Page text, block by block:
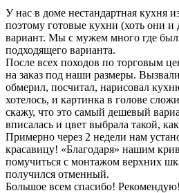
У нас в доме нестандартная кухня
поэтому готовые кухни (хоть они
вариант. Мы с мужем много где
подходящего варианта.
После всех походов по торговым
на заказ под наши размеры.
обмерил, посчитал, нарисовал
хотелось, и картинка в голове
скажу, что это самый дешевый
вписалась и цвет выбрала такой,
Примерно через 2 недели нам
красавицу! «Благодаря» нашим
помучиться с монтажом верхних
получился отменный.
Большое всем спасибо! Рекомендую!